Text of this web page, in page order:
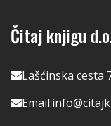
Čitaj knjigu
Lašćinska cesta
Email: